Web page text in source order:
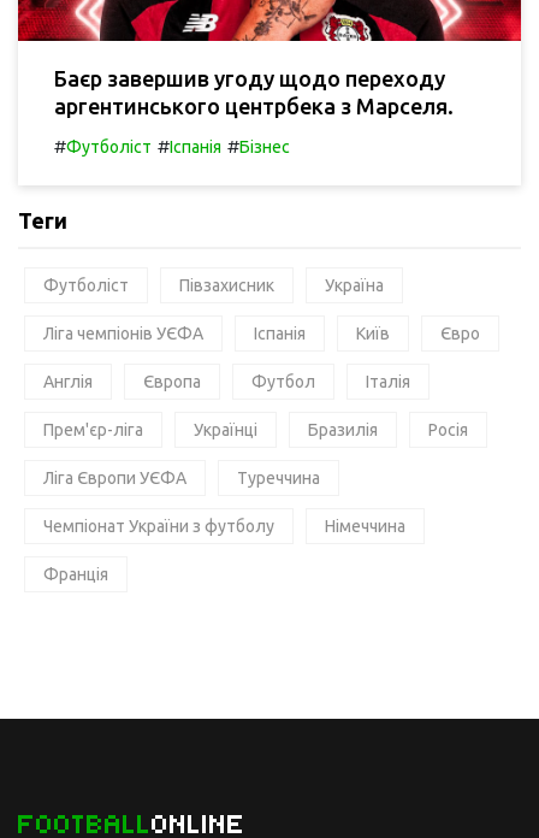
Баєр завершив угоду щодо переходу
аргентинського центрбека з Марселя.
#Футболіст #Іспанія #Бізнес
Теги
Футболіст Півзахисник Україна
Ліга чемпіонів УЄФА Іспанія Київ Євро
Англія Європа Футбол Італія
Прем'єр-ліга Українці Бразилія Росія
Ліга Європи УЄФА Туреччина
Чемпіонат України з футболу Німеччина
Франція
FOOTBALLONLINE